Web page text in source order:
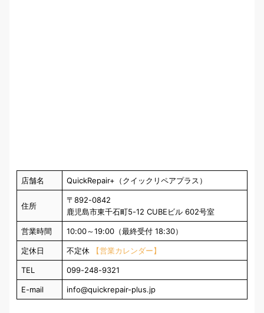
店舗名 QuickRepair+（クイックリペアプラス）
住所
〒892-0842
鹿児島市東千石町5-12 CUBEビル 602号室
営業時間 10:00～19:00（最終受付 18:30）
定休日 不定休 【営業カレンダー】
TEL 099-248-9321
E-mail info@quickrepair-plus.jp